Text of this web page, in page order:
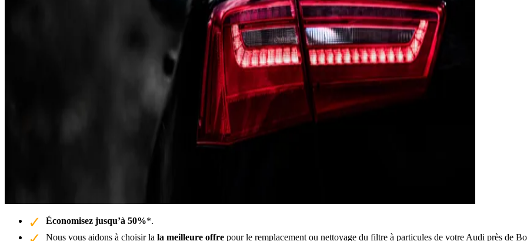
Économisez jusqu’à 50%*.
Nous vous aidons à choisir la la meilleure offre pour le remplacement ou nettoyage du filtre à particules de votre Audi près de